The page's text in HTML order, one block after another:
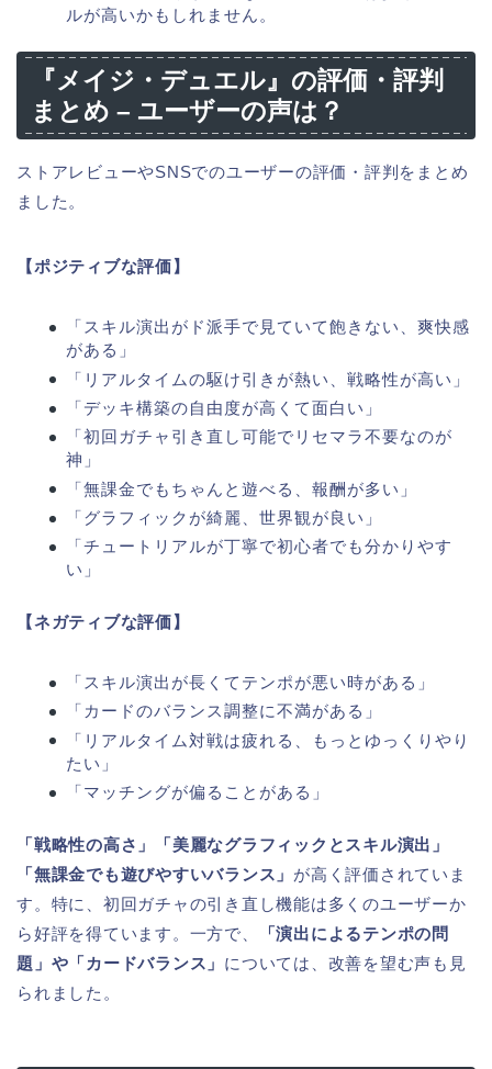
ルが高いかもしれません。
『メイジ・デュエル』の評価・評判
まとめ – ユーザーの声は？
ストアレビューやSNSでのユーザーの評価・評判をまとめ
ました。
【ポジティブな評価】
「スキル演出がド派手で見ていて飽きない、爽快感
がある」
「リアルタイムの駆け引きが熱い、戦略性が高い」
「デッキ構築の自由度が高くて面白い」
「初回ガチャ引き直し可能でリセマラ不要なのが
神」
「無課金でもちゃんと遊べる、報酬が多い」
「グラフィックが綺麗、世界観が良い」
「チュートリアルが丁寧で初心者でも分かりやす
い」
【ネガティブな評価】
「スキル演出が長くてテンポが悪い時がある」
「カードのバランス調整に不満がある」
「リアルタイム対戦は疲れる、もっとゆっくりやり
たい」
「マッチングが偏ることがある」
「戦略性の高さ」「美麗なグラフィックとスキル演出」
「無課金でも遊びやすいバランス」 が高く評価されていま
す。特に、初回ガチャの引き直し機能は多くのユーザーか
ら好評を得ています。一方で、
「演出によるテンポの問
題」や「カードバランス」 については、改善を望む声も見
られました。